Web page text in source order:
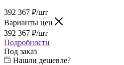
392 367 ₽/шт
Варианты цен
392 367 ₽/шт
Подробности
Под заказ
Нашли дешевле?